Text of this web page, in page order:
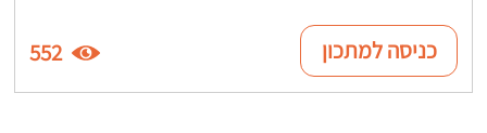
כניסה למתכון 552